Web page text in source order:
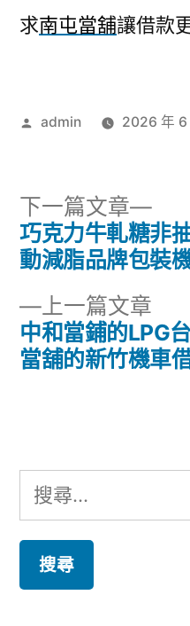
求南屯當舖讓借款
作
admin 2026 年 6
文
導
覽
上一篇文章
一
篇
中和當鋪的LPG
當舖的新竹機車
下一篇文章
下
一
篇
巧克力牛軋糖非
動減脂品牌包裝
搜
尋
鍵